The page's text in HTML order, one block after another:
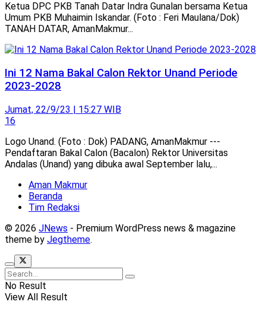
Ketua DPC PKB Tanah Datar Indra Gunalan bersama Ketua
Umum PKB Muhaimin Iskandar. (Foto : Feri Maulana/Dok)
TANAH DATAR, AmanMakmur...
Ini 12 Nama Bakal Calon Rektor Unand Periode
2023-2028
Jumat, 22/9/23 | 15:27 WIB
16
Logo Unand. (Foto : Dok) PADANG, AmanMakmur ---
Pendaftaran Bakal Calon (Bacalon) Rektor Universitas
Andalas (Unand) yang dibuka awal September lalu,...
Aman Makmur
Beranda
Tim Redaksi
© 2026 JNews - Premium WordPress news & magazine
theme by Jegtheme.
No Result
View All Result